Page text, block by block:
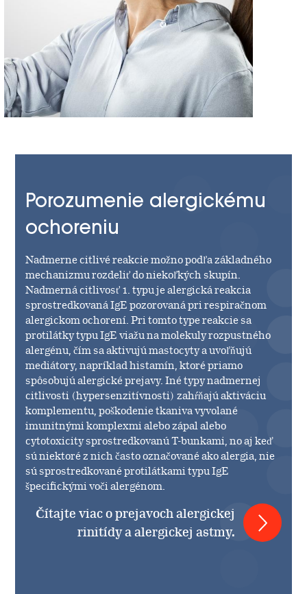
Porozumenie alergickému
ochoreniu
Nadmerne citlivé reakcie možno podľa základného
mechanizmu rozdeliť do niekoľkých skupín.
Nadmerná citlivosť 1. typu je alergická reakcia
sprostredkovaná IgE pozorovaná pri respiračnom
alergickom ochorení. Pri tomto type reakcie sa
protilátky typu IgE viažu na molekuly rozpustného
alergénu, čím sa aktivujú mastocyty a uvoľňujú
mediátory, napríklad histamín, ktoré priamo
spôsobujú alergické prejavy. Iné typy nadmernej
citlivosti (hypersenzitívnosti) zahŕňajú aktiváciu
komplementu, poškodenie tkaniva vyvolané
imunitnými komplexmi alebo zápal alebo
cytotoxicity sprostredkovanú T-bunkami, no aj keď
sú niektoré z nich často označované ako alergia, nie
sú sprostredkované protilátkami typu IgE
špecifickými voči alergénom.
Čítajte viac o prejavoch alergickej
rinitídy a alergickej astmy.